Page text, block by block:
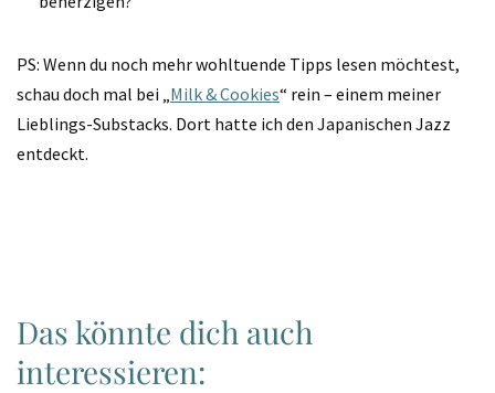
PS: Wenn du noch mehr wohltuende Tipps lesen möchtest,
schau doch mal bei „ Milk & Cookies“ rein – einem meiner
Lieblings-Substacks. Dort hatte ich den Japanischen Jazz
entdeckt.
Das könnte dich auch
interessieren: